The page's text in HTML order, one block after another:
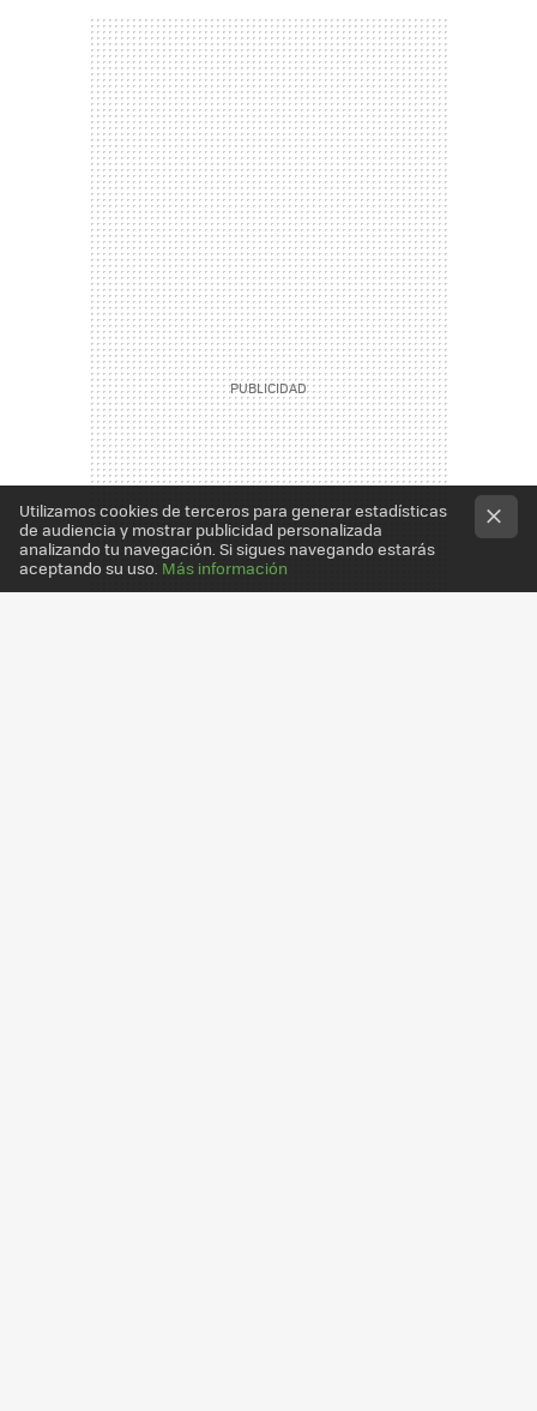
Utilizamos cookies de terceros para generar estadísticas
de audiencia y mostrar publicidad personalizada
analizando tu navegación. Si sigues navegando estarás
aceptando su uso. Más información